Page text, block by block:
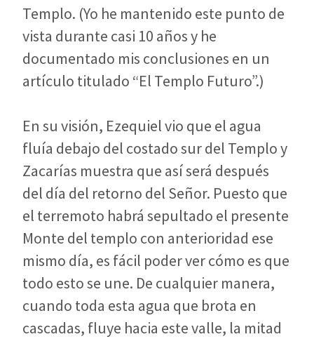
Templo. (Yo he mantenido este punto de
vista durante casi 10 años y he
documentado mis conclusiones en un
artículo titulado “El Templo Futuro”.)
En su visión, Ezequiel vio que el agua
fluía debajo del costado sur del Templo y
Zacarías muestra que así será después
del día del retorno del Señor. Puesto que
el terremoto habrá sepultado el presente
Monte del templo con anterioridad ese
mismo día, es fácil poder ver cómo es que
todo esto se une. De cualquier manera,
cuando toda esta agua que brota en
cascadas, fluye hacia este valle, la mitad